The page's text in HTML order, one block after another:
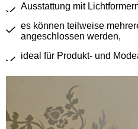
Ausstattung mit
es können teilweise
angeschlossen werden,
ideal für Produkt- und